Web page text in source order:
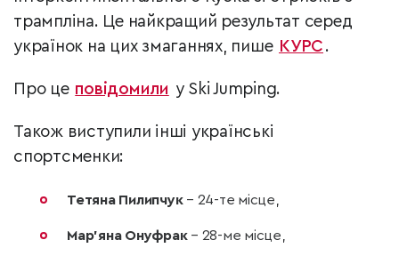
трампліна. Це найкращий результат серед
українок на цих змаганнях, пише КУРС .
Про це повідомили у Ski Jumping.
Також виступили інші українські
спортсменки:
Тетяна Пилипчук– 24-те місце,
Мар’яна Онуфрак– 28-ме місце,